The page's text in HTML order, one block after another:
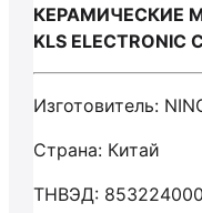
КЕРАМИЧЕСКИЕ
KLS ELECTRONIC
Изготовитель:
Страна: Китай
ТНВЭД: